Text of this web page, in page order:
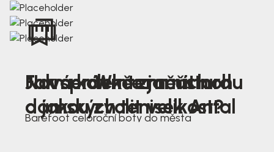
Nová kolekce jarních
dámských tenisek Antal
Jak správně změřit nohu
a jakou zvolit velikost?
Farmer Winter mustard
Barefoot celoroční boty do města